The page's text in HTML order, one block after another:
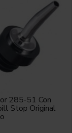
285-51 Con
Stop Original